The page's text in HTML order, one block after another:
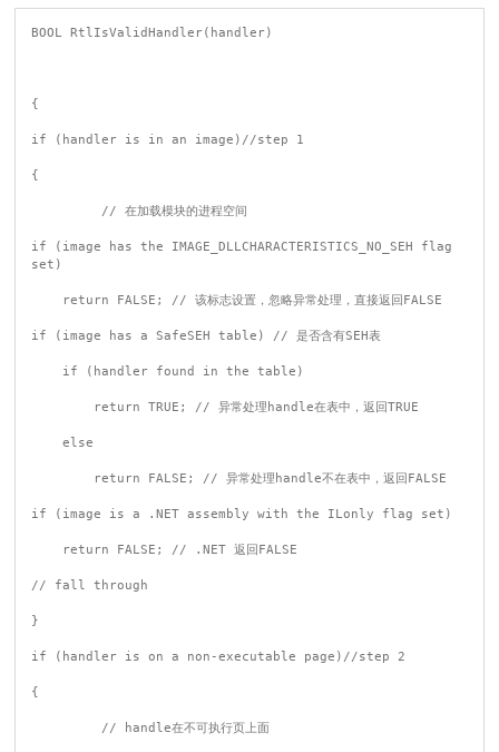
BOOL RtlIsValidHandler(handler)
{
if (handler is in an image)//step 1
{
if (image has the IMAGE_DLLCHARACTERISTICS_NO_SEH flag
set)
if (image has a SafeSEH table) // 是否含有SEH表
if (image is a .NET assembly with the ILonly flag set)
// fall through
}
if (handler is on a non-executable page)//step 2
{